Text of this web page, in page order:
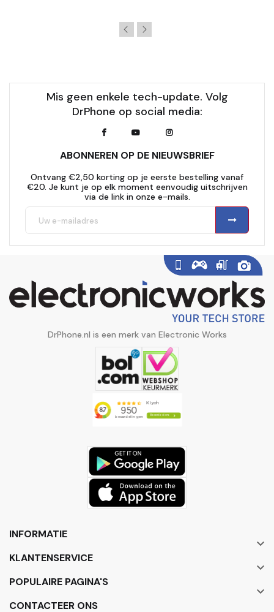
Mis geen enkele tech-update. Volg
DrPhone op social media:
ABONNEREN OP DE NIEUWSBRIEF
Ontvang €2,50 korting op je eerste bestelling vanaf
€20. Je kunt je op elk moment eenvoudig uitschrijven
via de link in onze e-mails.
DrPhone.nl is een merk van Electronic Works
INFORMATIE

KLANTENSERVICE

POPULAIRE PAGINA'S

CONTACTEER ONS